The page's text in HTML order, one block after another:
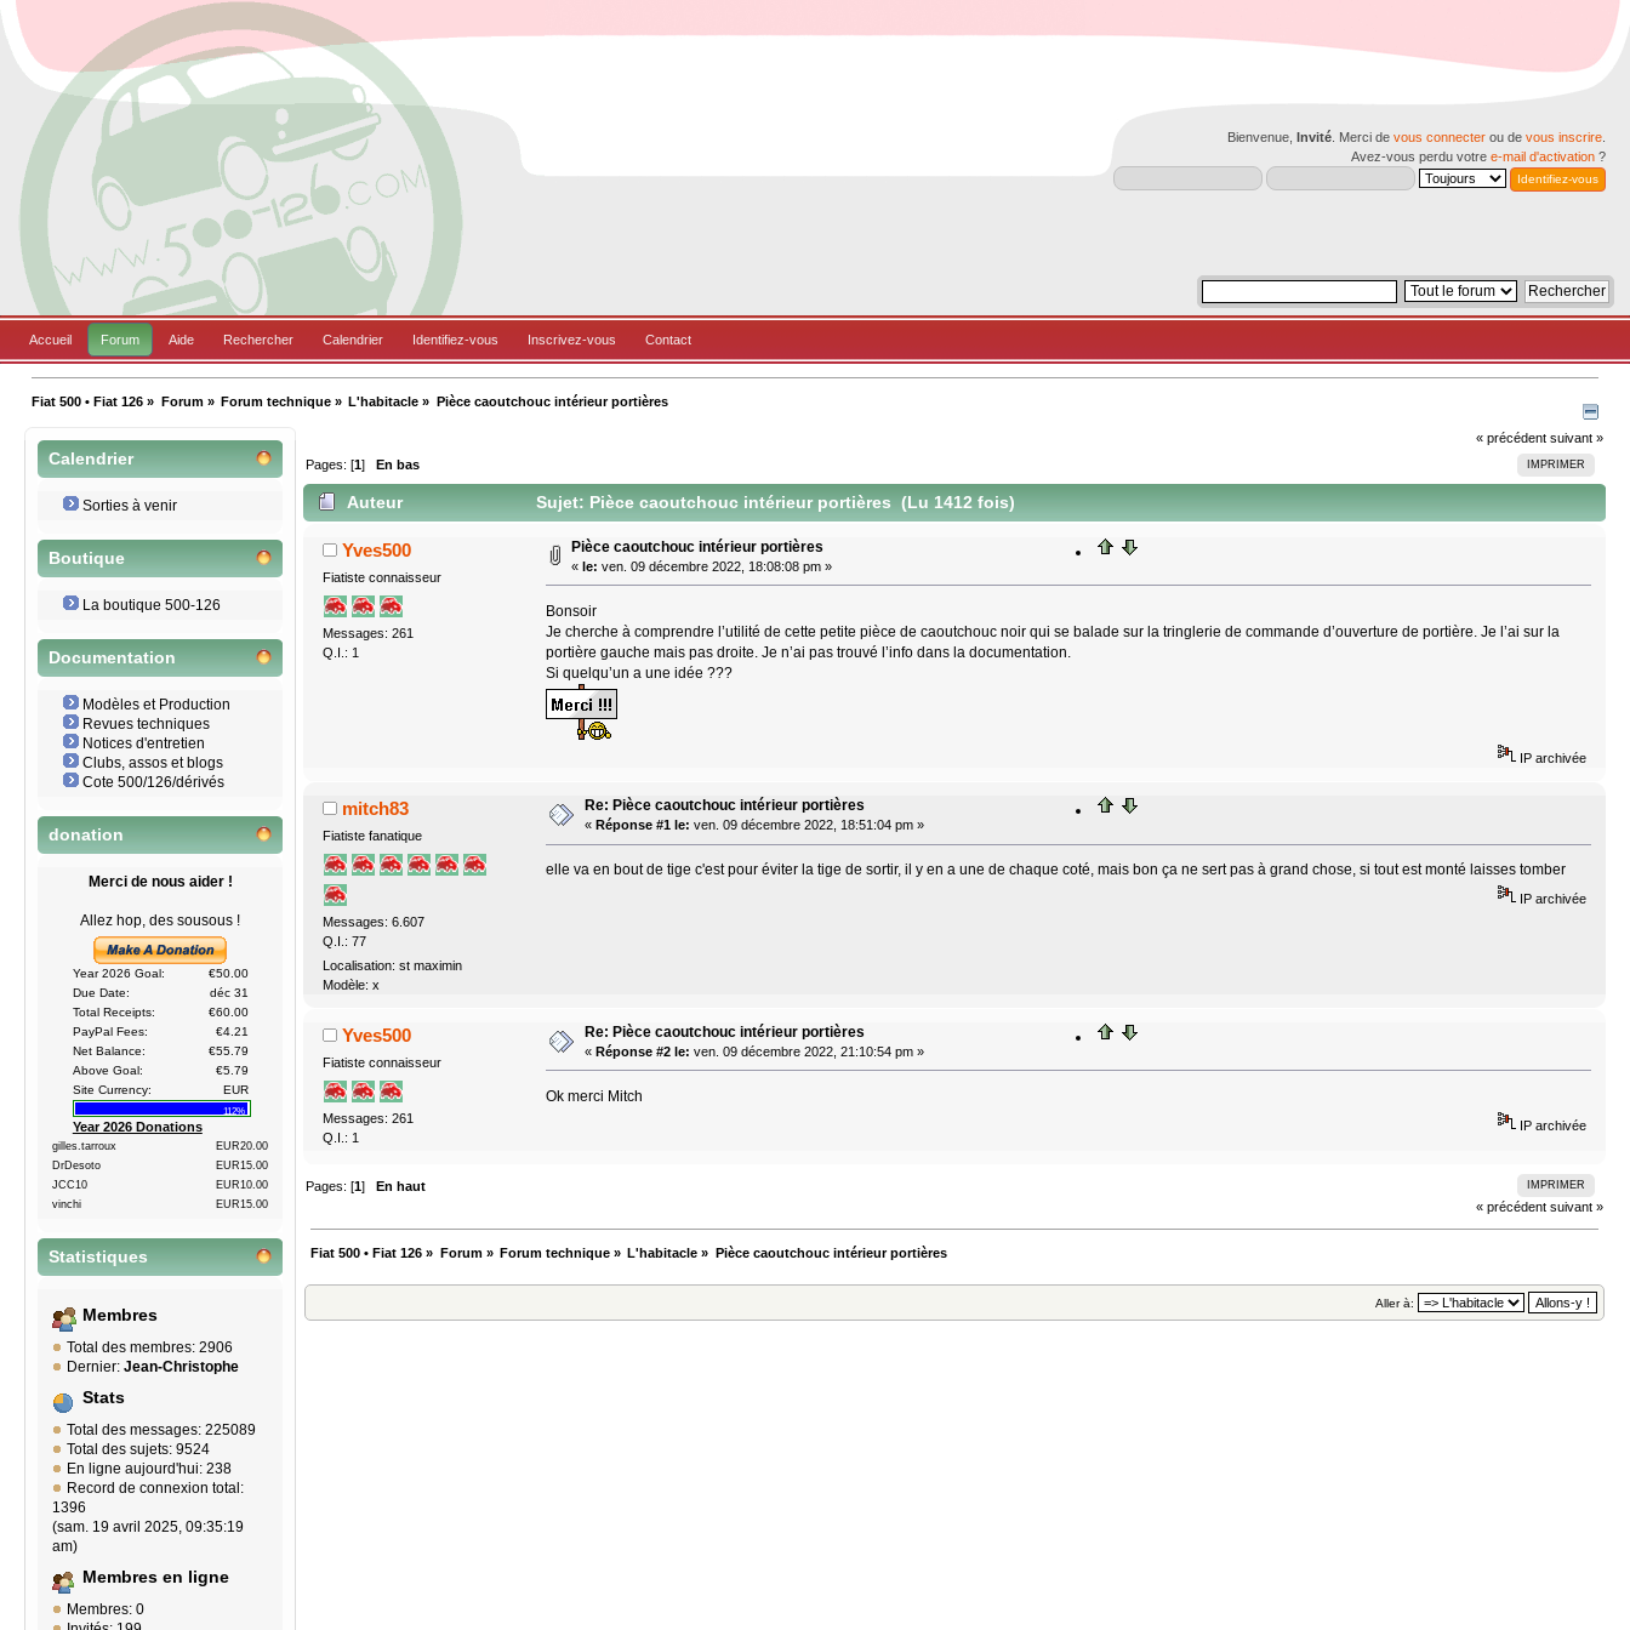
Bienvenue, Invité . Merci de vous connecter ou de vous inscrire
Avez-vous perdu votre e-mail d'activation ?
Accueil Forum Aide Rechercher Calendrier Identifiez-vous Inscrivez-vous Contact
Fiat 500 • Fiat 126 » Forum» Forum technique» L'habitacle » Pièce caoutchouc intérieur portières
Calendrier
Sorties à venir
Boutique
La boutique 500-126
Documentation
Modèles et Production
Revues techniques
Notices d'entretien
Clubs, assos et blogs
Cote 500/126/dérivés
donation
Merci de nous aider !
Allez hop, des sousous !
Year 2026 Goal:
€50.00
Due Date:
déc 31
Total Receipts:
€60.00
PayPal Fees:
€4.21
Net Balance:
€55.79
Above Goal:
€5.79
Site Currency:
EUR
112%
Year 2026 Donations
gilles.tarroux
EUR20.00
DrDesoto
EUR15.00
JCC10
EUR10.00
vinchi
EUR15.00
Statistiques
Membres
Total des membres: 2906
Dernier: Jean-Christophe
Stats
Total des messages: 225089
Total des sujets: 9524
En ligne aujourd'hui: 238
Record de connexion total:
1396
(sam. 19 avril 2025, 09:35:19
am)
Membres en ligne
Membres: 0
« précédent suivant »
IMPRIMER
Pages: [1] En bas
Auteur Sujet: Pièce caoutchouc intérieur portières (Lu 1412 fois)
Yves500
Fiatiste connaisseur
Messages: 261
Q.I.: 1
Pièce caoutchouc intérieur portières
« le: ven. 09 décembre 2022, 18:08:08 pm »
Bonsoir
Je cherche à comprendre l’utilité de cette petite pièce de caoutchouc noir qui se balade sur la tringlerie de commande d’ouverture de portière. Je l’ai sur la
portière gauche mais pas droite. Je n’ai pas trouvé l’info dans la documentation.
Si quelqu’un a une idée ???
IP archivée
mitch83
Fiatiste fanatique
Messages: 6.607
Q.I.: 77
Localisation: st maximin
Modèle: x
Re: Pièce caoutchouc intérieur portières
« Réponse #1 le: ven. 09 décembre 2022, 18:51:04 pm »
elle va en bout de tige c'est pour éviter la tige de sortir, il y en a une de chaque coté, mais bon ça ne sert pas à grand chose, si tout est monté laisses tomber
IP archivée
Yves500
Fiatiste connaisseur
Messages: 261
Q.I.: 1
Re: Pièce caoutchouc intérieur portières
« Réponse #2 le: ven. 09 décembre 2022, 21:10:54 pm »
Ok merci Mitch
IP archivée
IMPRIMER
Pages: [1]En haut
« précédent suivant »
Fiat 500 • Fiat 126 » Forum» Forum technique» L'habitacle » Pièce caoutchouc intérieur portières
Aller à: